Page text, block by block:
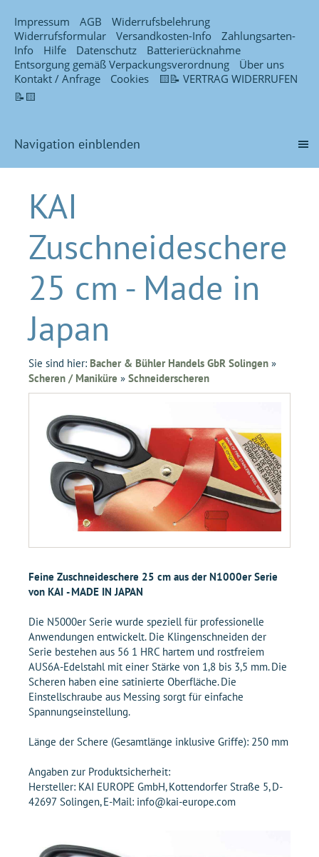
Impressum AGB
Widerrufsbelehrung
Widerrufsformular
Versandkosten-Info
Zahlungsarten-
Info
Hilfe Datenschutz
Batterierücknahme
Entsorgung gemäß Verpackungsverordnung
Über uns
Kontakt / Anfrage
Cookies
🟨📝 VERTRAG WIDERRUFEN
📝🟨
Navigation einblenden
KAI
Zuschneideschere
25 cm - Made in
Japan
Sie sind hier: Bacher & Bühler Handels GbR Solingen »
Scheren / Maniküre » Schneiderscheren
Feine Zuschneideschere 25 cm aus der N1000er Serie
von KAI - MADE IN JAPAN
Die N5000er Serie wurde speziell für professionelle
Anwendungen entwickelt. Die Klingenschneiden der
Serie bestehen aus 56 1 HRC hartem und rostfreiem
AUS6A-Edelstahl mit einer Stärke von 1,8 bis 3,5 mm. Die
Scheren haben eine satinierte Oberfläche. Die
Einstellschraube aus Messing sorgt für einfache
Spannungseinstellung.
Länge der Schere (Gesamtlänge inklusive Griffe): 250 mm
Angaben zur Produktsicherheit:
Hersteller: KAI EUROPE GmbH, Kottendorfer Straße 5, D-
42697 Solingen, E-Mail: info@kai-europe.com